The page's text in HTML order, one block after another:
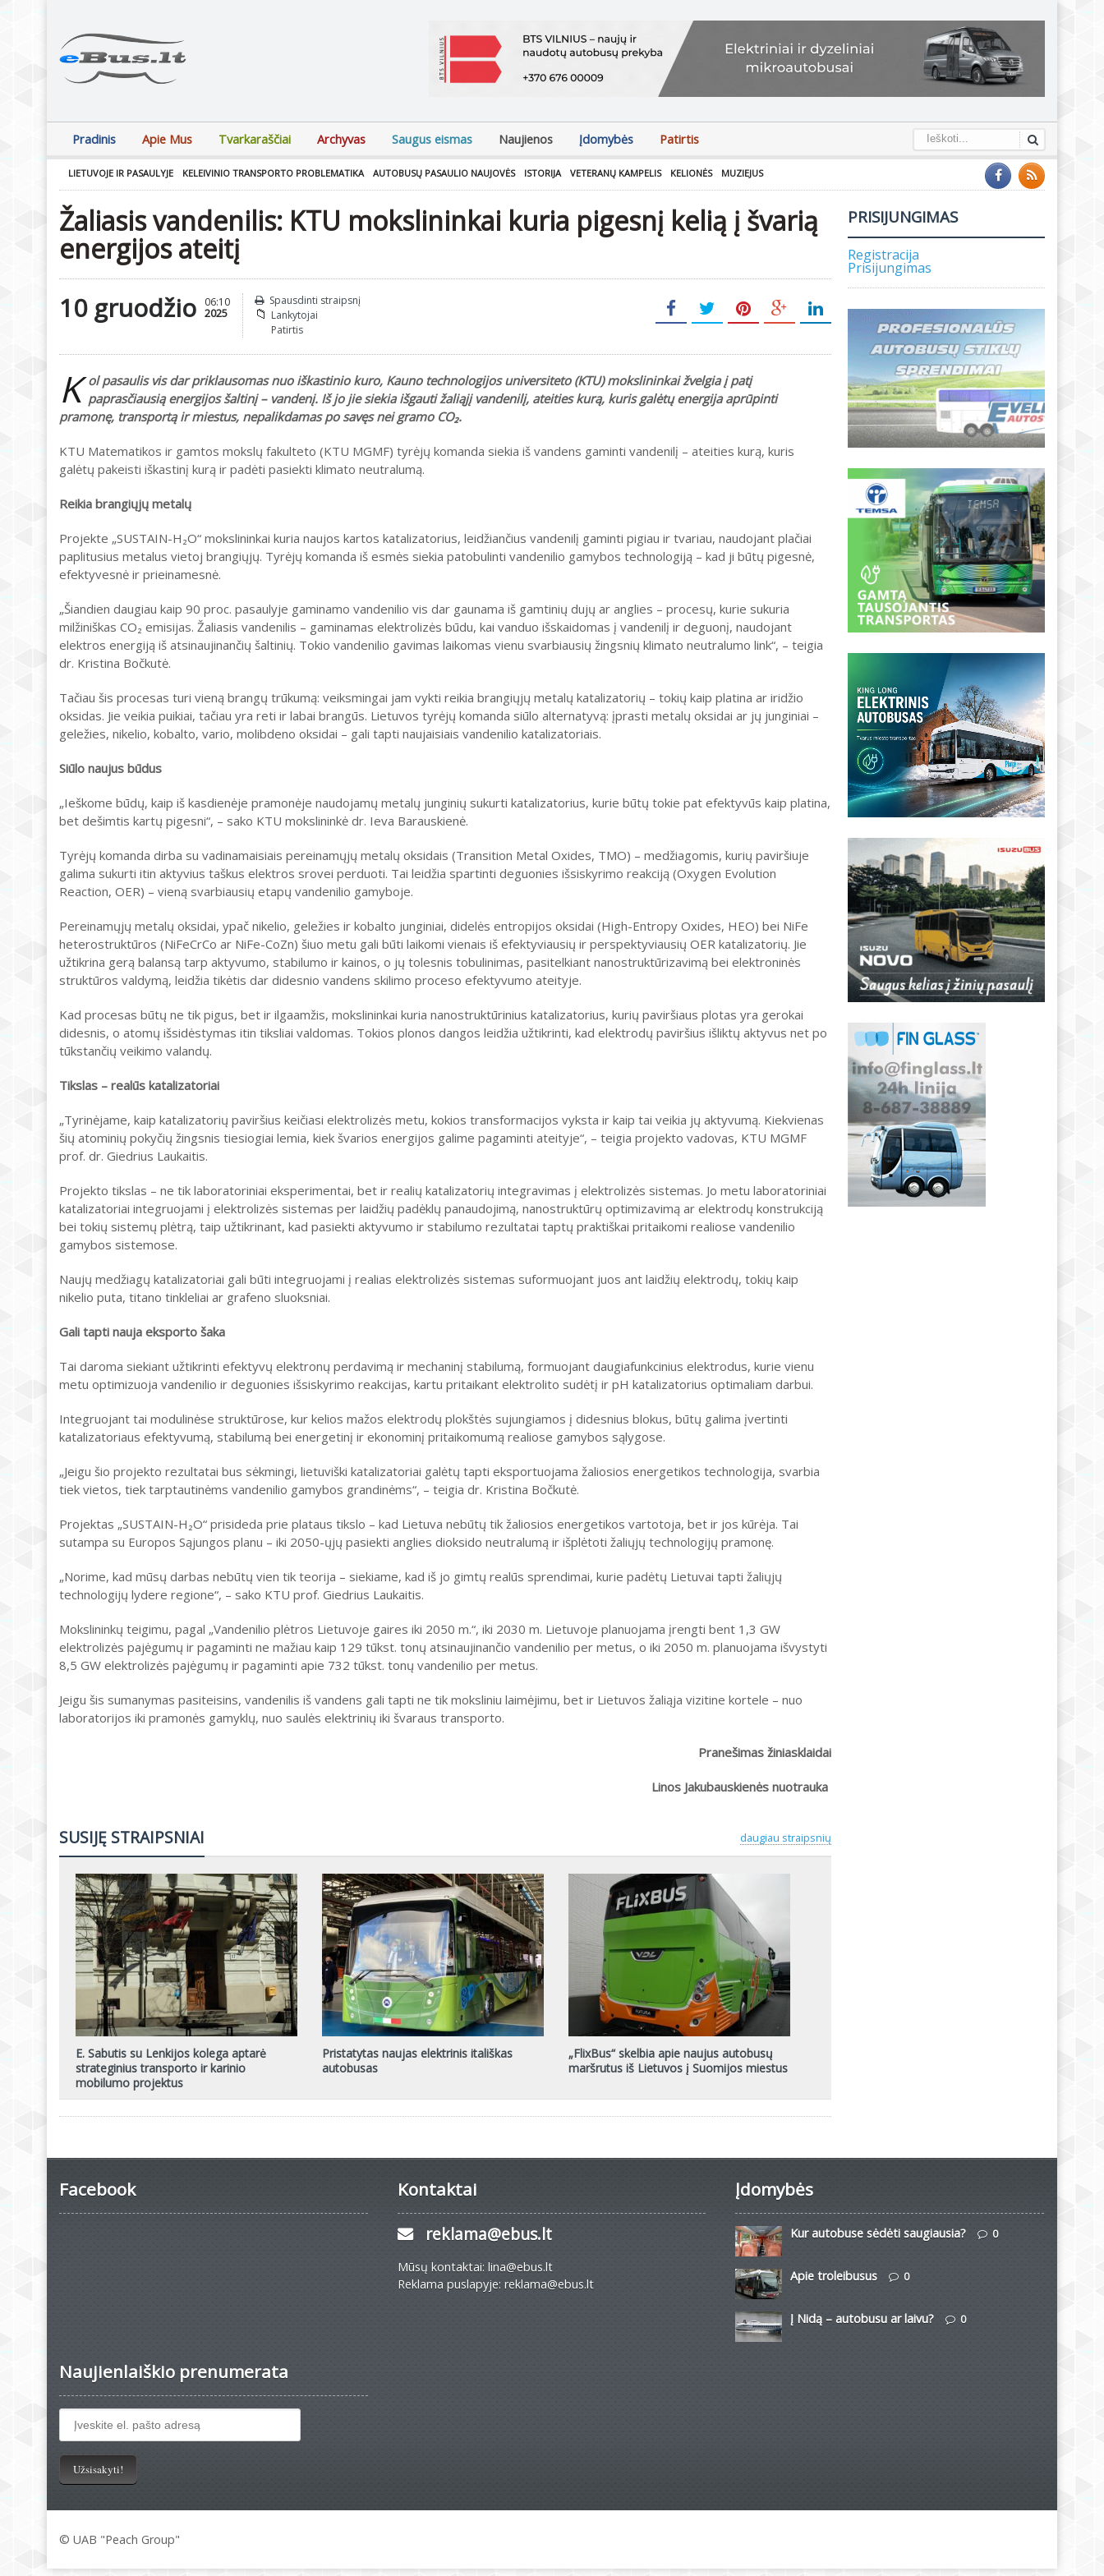
Pradinis Apie Mus Tvarkaraščiai Archyvas Saugus eismas Naujienos Įdomybės Patirtis
LIETUVOJE IR PASAULYJE KELEIVINIO TRANSPORTO PROBLEMATIKA AUTOBUSŲ PASAULIO NAUJOVĖS ISTORIJA VETERANŲ KAMPELIS KELIONĖS MUZIEJUS
Žaliasis vandenilis: KTU mokslininkai kuria pigesnį kelią į švarią
energijos ateitį
10 gruodžio 06:10
2025
Spausdinti straipsnį
Lankytojai
Patirtis
K ol pasaulis vis dar priklausomas nuo iškastinio kuro, Kauno technologijos universiteto (KTU) mokslininkai žvelgia į patį
paprasčiausią energijos šaltinį – vandenį. Iš jo jie siekia išgauti žaliąjį vandenilį, ateities kurą, kuris galėtų energija aprūpinti
pramonę, transportą ir miestus, nepalikdamas po savęs nei gramo CO₂.
KTU Matematikos ir gamtos mokslų fakulteto (KTU MGMF) tyrėjų komanda siekia iš vandens gaminti vandenilį – ateities kurą, kuris
galėtų pakeisti iškastinį kurą ir padėti pasiekti klimato neutralumą.
Reikia brangiųjų metalų
Projekte „SUSTAIN-H₂O“ mokslininkai kuria naujos kartos katalizatorius, leidžiančius vandenilį gaminti pigiau ir tvariau, naudojant plačiai
paplitusius metalus vietoj brangiųjų. Tyrėjų komanda iš esmės siekia patobulinti vandenilio gamybos technologiją – kad ji būtų pigesnė,
efektyvesnė ir prieinamesnė.
„Šiandien daugiau kaip 90 proc. pasaulyje gaminamo vandenilio vis dar gaunama iš gamtinių dujų ar anglies – procesų, kurie sukuria
milžiniškas CO₂ emisijas. Žaliasis vandenilis – gaminamas elektrolizės būdu, kai vanduo išskaidomas į vandenilį ir deguonį, naudojant
elektros energiją iš atsinaujinančių šaltinių. Tokio vandenilio gavimas laikomas vienu svarbiausių žingsnių klimato neutralumo link“, – teigia
dr. Kristina Bočkutė.
Tačiau šis procesas turi vieną brangų trūkumą: veiksmingai jam vykti reikia brangiųjų metalų katalizatorių – tokių kaip platina ar iridžio
oksidas. Jie veikia puikiai, tačiau yra reti ir labai brangūs. Lietuvos tyrėjų komanda siūlo alternatyvą: įprasti metalų oksidai ar jų junginiai –
geležies, nikelio, kobalto, vario, molibdeno oksidai – gali tapti naujaisiais vandenilio katalizatoriais.
Siūlo naujus būdus
„Ieškome būdų, kaip iš kasdienėje pramonėje naudojamų metalų junginių sukurti katalizatorius, kurie būtų tokie pat efektyvūs kaip platina,
bet dešimtis kartų pigesni“, – sako KTU mokslininkė dr. Ieva Barauskienė.
Tyrėjų komanda dirba su vadinamaisiais pereinamųjų metalų oksidais (Transition Metal Oxides, TMO) – medžiagomis, kurių paviršiuje
galima sukurti itin aktyvius taškus elektros srovei perduoti. Tai leidžia spartinti deguonies išsiskyrimo reakciją (Oxygen Evolution
Reaction, OER) – vieną svarbiausių etapų vandenilio gamyboje.
Pereinamųjų metalų oksidai, ypač nikelio, geležies ir kobalto junginiai, didelės entropijos oksidai (High-Entropy Oxides, HEO) bei NiFe
heterostruktūros (NiFeCrCo ar NiFe-CoZn) šiuo metu gali būti laikomi vienais iš efektyviausių ir perspektyviausių OER katalizatorių. Jie
užtikrina gerą balansą tarp aktyvumo, stabilumo ir kainos, o jų tolesnis tobulinimas, pasitelkiant nanostruktūrizavimą bei elektroninės
struktūros valdymą, leidžia tikėtis dar didesnio vandens skilimo proceso efektyvumo ateityje.
Kad procesas būtų ne tik pigus, bet ir ilgaamžis, mokslininkai kuria nanostruktūrinius katalizatorius, kurių paviršiaus plotas yra gerokai
didesnis, o atomų išsidėstymas itin tiksliai valdomas. Tokios plonos dangos leidžia užtikrinti, kad elektrodų paviršius išliktų aktyvus net po
tūkstančių veikimo valandų.
Tikslas – realūs katalizatoriai
„Tyrinėjame, kaip katalizatorių paviršius keičiasi elektrolizės metu, kokios transformacijos vyksta ir kaip tai veikia jų aktyvumą. Kiekvienas
šių atominių pokyčių žingsnis tiesiogiai lemia, kiek švarios energijos galime pagaminti ateityje“, – teigia projekto vadovas, KTU MGMF
prof. dr. Giedrius Laukaitis.
Projekto tikslas – ne tik laboratoriniai eksperimentai, bet ir realių katalizatorių integravimas į elektrolizės sistemas. Jo metu laboratoriniai
katalizatoriai integruojami į elektrolizės sistemas per laidžių padėklų panaudojimą, nanostruktūrų optimizavimą ar elektrodų konstrukciją
bei tokių sistemų plėtrą, taip užtikrinant, kad pasiekti aktyvumo ir stabilumo rezultatai taptų praktiškai pritaikomi realiose vandenilio
gamybos sistemose.
Naujų medžiagų katalizatoriai gali būti integruojami į realias elektrolizės sistemas suformuojant juos ant laidžių elektrodų, tokių kaip
nikelio puta, titano tinkleliai ar grafeno sluoksniai.
Gali tapti nauja eksporto šaka
Tai daroma siekiant užtikrinti efektyvų elektronų perdavimą ir mechaninį stabilumą, formuojant daugiafunkcinius elektrodus, kurie vienu
metu optimizuoja vandenilio ir deguonies išsiskyrimo reakcijas, kartu pritaikant elektrolito sudėtį ir pH katalizatorius optimaliam darbui.
Integruojant tai modulinėse struktūrose, kur kelios mažos elektrodų plokštės sujungiamos į didesnius blokus, būtų galima įvertinti
katalizatoriaus efektyvumą, stabilumą bei energetinį ir ekonominį pritaikomumą realiose gamybos sąlygose.
„Jeigu šio projekto rezultatai bus sėkmingi, lietuviški katalizatoriai galėtų tapti eksportuojama žaliosios energetikos technologija, svarbia
tiek vietos, tiek tarptautinėms vandenilio gamybos grandinėms“, – teigia dr. Kristina Bočkutė.
Projektas „SUSTAIN-H₂O“ prisideda prie plataus tikslo – kad Lietuva nebūtų tik žaliosios energetikos vartotoja, bet ir jos kūrėja. Tai
sutampa su Europos Sąjungos planu – iki 2050-ųjų pasiekti anglies dioksido neutralumą ir išplėtoti žaliųjų technologijų pramonę.
„Norime, kad mūsų darbas nebūtų vien tik teorija – siekiame, kad iš jo gimtų realūs sprendimai, kurie padėtų Lietuvai tapti žaliųjų
technologijų lydere regione“, – sako KTU prof. Giedrius Laukaitis.
Mokslininkų teigimu, pagal „Vandenilio plėtros Lietuvoje gaires iki 2050 m.“, iki 2030 m. Lietuvoje planuojama įrengti bent 1,3 GW
elektrolizės pajėgumų ir pagaminti ne mažiau kaip 129 tūkst. tonų atsinaujinančio vandenilio per metus, o iki 2050 m. planuojama išvystyti
8,5 GW elektrolizės pajėgumų ir pagaminti apie 732 tūkst. tonų vandenilio per metus.
Jeigu šis sumanymas pasiteisins, vandenilis iš vandens gali tapti ne tik moksliniu laimėjimu, bet ir Lietuvos žaliąja vizitine kortele – nuo
laboratorijos iki pramonės gamyklų, nuo saulės elektrinių iki švaraus transporto.
Pranešimas žiniasklaidai
Linos Jakubauskienės nuotrauka
daugiau straipsnių
SUSIJĘ STRAIPSNIAI
E. Sabutis su Lenkijos kolega aptarė
strateginius transporto ir karinio
mobilumo projektus
Pristatytas naujas elektrinis itališkas
autobusas
„FlixBus“ skelbia apie naujus autobusų
maršrutus iš Lietuvos į Suomijos miestus
PRISIJUNGIMAS
Registracija
Prisijungimas
Facebook Kontaktai
reklama@ebus.lt
Mūsų kontaktai: lina@ebus.lt
Reklama puslapyje: reklama@ebus.lt
Įdomybės
Kur autobuse sėdėti saugiausia? 0
Apie troleibusus 0
Į Nidą – autobusu ar laivu? 0
Naujienlaiškio prenumerata
© UAB "Peach Group"